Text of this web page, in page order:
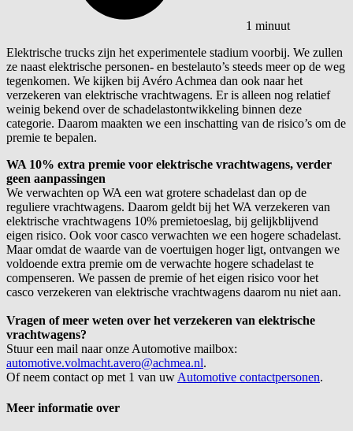
1 minuut
Elektrische trucks zijn het experimentele stadium voorbij. We zullen
ze naast elektrische personen- en bestelauto’s steeds meer op de weg
tegenkomen. We kijken bij Avéro Achmea dan ook naar het
verzekeren van elektrische vrachtwagens. Er is alleen nog relatief
weinig bekend over de schadelastontwikkeling binnen deze
categorie. Daarom maakten we een inschatting van de risico’s om de
premie te bepalen.
WA 10% extra premie voor elektrische vrachtwagens, verder
geen aanpassingen
We verwachten op WA een wat grotere schadelast dan op de
reguliere vrachtwagens. Daarom geldt bij het WA verzekeren van
elektrische vrachtwagens 10% premietoeslag, bij gelijkblijvend
eigen risico. Ook voor casco verwachten we een hogere schadelast.
Maar omdat de waarde van de voertuigen hoger ligt, ontvangen we
voldoende extra premie om de verwachte hogere schadelast te
compenseren. We passen de premie of het eigen risico voor het
casco verzekeren van elektrische vrachtwagens daarom nu niet aan.
Vragen of meer weten over het verzekeren van elektrische
vrachtwagens?
Stuur een mail naar onze Automotive mailbox:
automotive.volmacht.avero@achmea.nl.
Of neem contact op met 1 van uw Automotive contactpersonen.
Meer informatie over